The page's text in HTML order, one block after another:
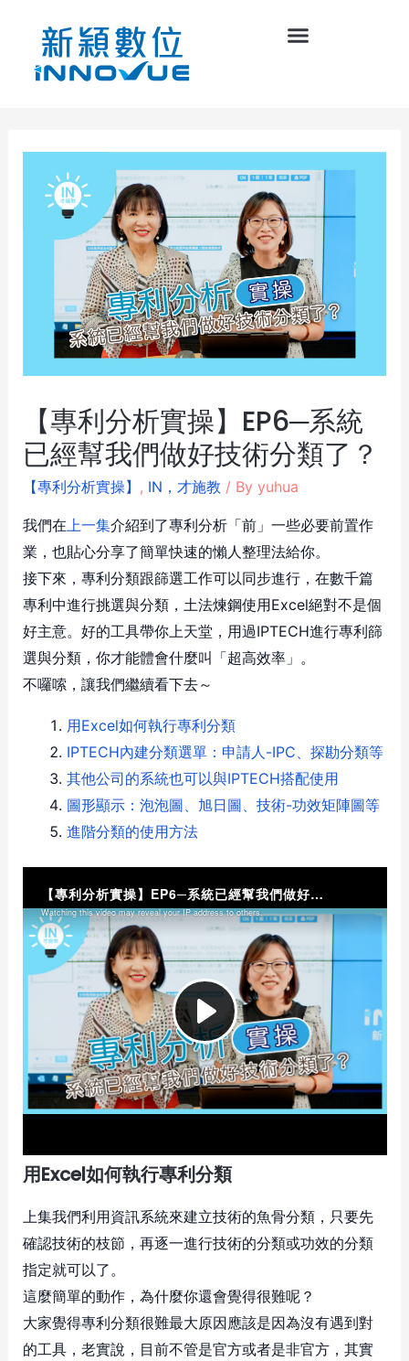
【專利分析實操】EP6─系統
已經幫我們做好技術分類了？
【專利分析實操】 , IN，才施教 / By yuhua
我們在上一集介紹到了專利分析「前」一些必要前置作
業，也貼心分享了簡單快速的懶人整理法給你。
接下來，專利分類跟篩選工作可以同步進行，在數千篇
專利中進行挑選與分類，土法煉鋼使用Excel絕對不是個
好主意。好的工具帶你上天堂，用過IPTECH進行專利篩
選與分類，你才能體會什麼叫「超高效率」。
不囉嗦，讓我們繼續看下去～
用Excel如何執行專利分類
IPTECH內建分類選單：申請人-IPC、探勘分類等
其他公司的系統也可以與IPTECH搭配使用
圖形顯示：泡泡圖、旭日圖、技術-功效矩陣圖等
進階分類的使用方法
用Excel如何執行專利分類
上集我們利用資訊系統來建立技術的魚骨分類，只要先
確認技術的枝節，再逐一進行技術的分類或功效的分類
指定就可以了。
這麼簡單的動作，為什麼你還會覺得很難呢？
大家覺得專利分類很難最大原因應該是因為沒有遇到對
的工具，老實說，目前不管是官方或者是非官方，其實